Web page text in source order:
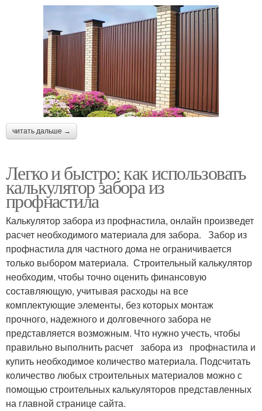
читать дальше →
Легко и быстро: как использовать
калькулятор забора из
профнастила
Калькулятор забора из профнастила, онлайн произведет
расчет необходимого материала для забора. Забор из
профнастила для частного дома не ограничивается
только выбором материала. Строительный калькулятор
необходим, чтобы точно оценить финансовую
составляющую, учитывая расходы на все
комплектующие элементы, без которых монтаж
прочного, надежного и долговечного забора не
представляется возможным. Что нужно учесть, чтобы
правильно выполнить расчет забора из профнастила и
купить необходимое количество материала. Подсчитать
количество любых строительных материалов можно с
помощью строительных калькуляторов представленных
на главной странице сайта.